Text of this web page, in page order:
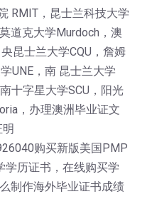
RMIT，昆士兰科技大学
道克大学Murdoch，澳
昆士兰大学CQU，詹姆
UNE，南 昆士兰大学
十字星大学SCU，阳光
，办理澳洲毕业证文
购买新版美国PMP
学历证书，在线购买学
制作海外毕业证书成绩